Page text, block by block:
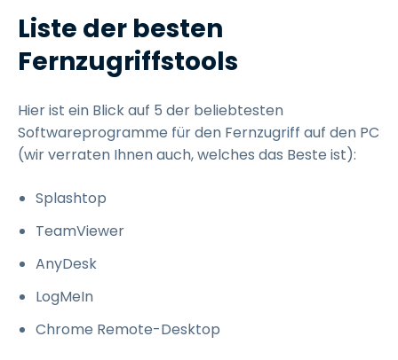
Liste der besten
Fernzugriffstools
Hier ist ein Blick auf 5 der beliebtesten
Softwareprogramme für den Fernzugriff auf den PC
(wir verraten Ihnen auch, welches das Beste ist):
Splashtop
TeamViewer
AnyDesk
LogMeIn
Chrome Remote-Desktop